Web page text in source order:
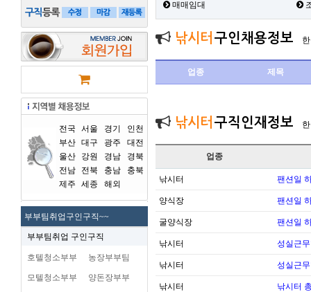
전국 서울 경기
인천
부산 대구 광주
대전
울산
강원 경남
경북
전남
전북 충남
충북
제주
세종 해외
부부팀취업구인구직~~
부부팀취업 구인구직
호텔청소부부 농장부부팀
모텔청소부부 양돈장부부
매매임대
낚시터 구인채용정보
업종 제목
낚시터 구직인재정보
업종
낚시터 팬션일
양식장 팬션일
굴양식장 팬션일
낚시터 성실근
낚시터 성실근
낚시터 낚시터